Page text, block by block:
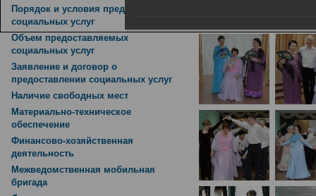
Порядок и условия предоставления
социальных услуг
Объем предоставляемых
социальных услуг
Заявление и договор о
предоставлении социальных услуг
Наличие свободных мест
Материально-техническое
обеспечение
Финансово-хозяйственная
деятельность
Межведомственная мобильная
бригада